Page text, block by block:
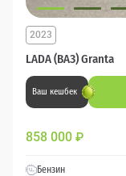
LADA (ВАЗ) Granta
2023
Ваш кешбек
858 000 ₽
Бензин